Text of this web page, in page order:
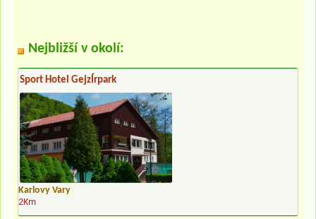
Nejbližší v okolí:
Sport Hotel GejzÍrpark
Karlovy Vary
2Km